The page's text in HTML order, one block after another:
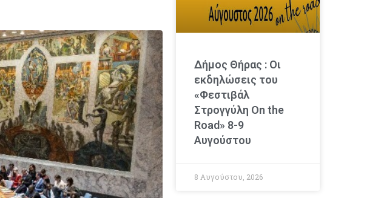
Δήμος Θήρας : Οι
εκδηλώσεις του
«Φεστιβάλ
Στρογγύλη On the
Road» 8-9
Αυγούστου
8 Αυγούστου, 2026